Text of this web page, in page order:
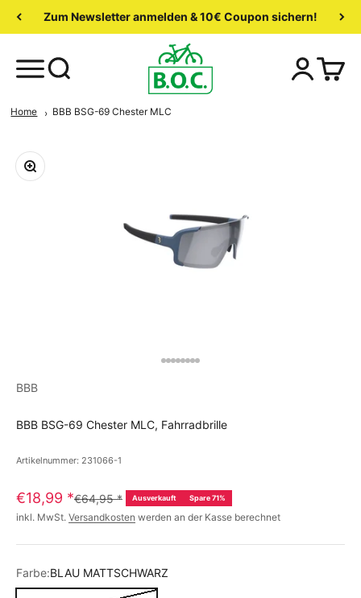
Zum Newsletter anmelden & 10€ Coupon sichern!
Home BBB BSG-69 Chester MLC
BBB
BBB BSG-69 Chester MLC, Fahrradbrille
Artikelnummer: 231066-1
€18,99 *€64,95* Ausverkauft Spare 71%
inkl. MwSt. Versandkosten werden an der Kasse berechnet
Farbe:BLAU MATTSCHWARZ